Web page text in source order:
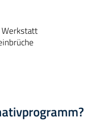
Werkstatt